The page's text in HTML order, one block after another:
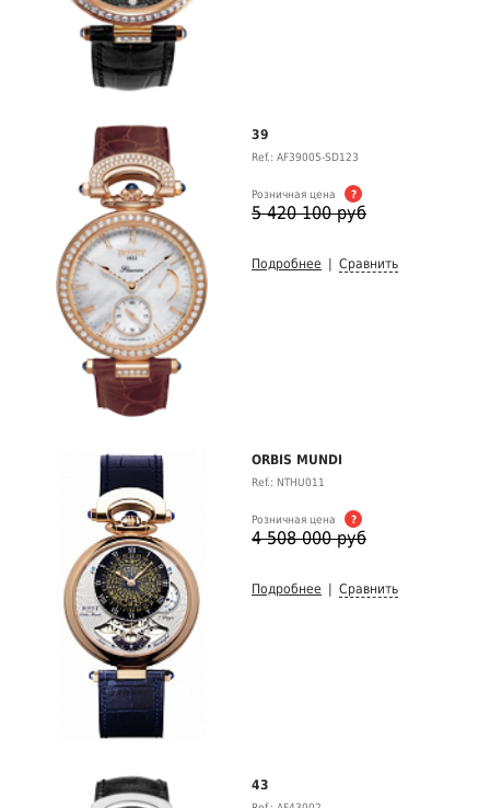
39
Ref.: AF39005-SD123
Розничная цена ?
5 420 100 руб
Подробнее Сравнить
ORBIS MUNDI
Ref.: NTHU011
Розничная цена ?
4 508 000 руб
Подробнее Сравнить
43